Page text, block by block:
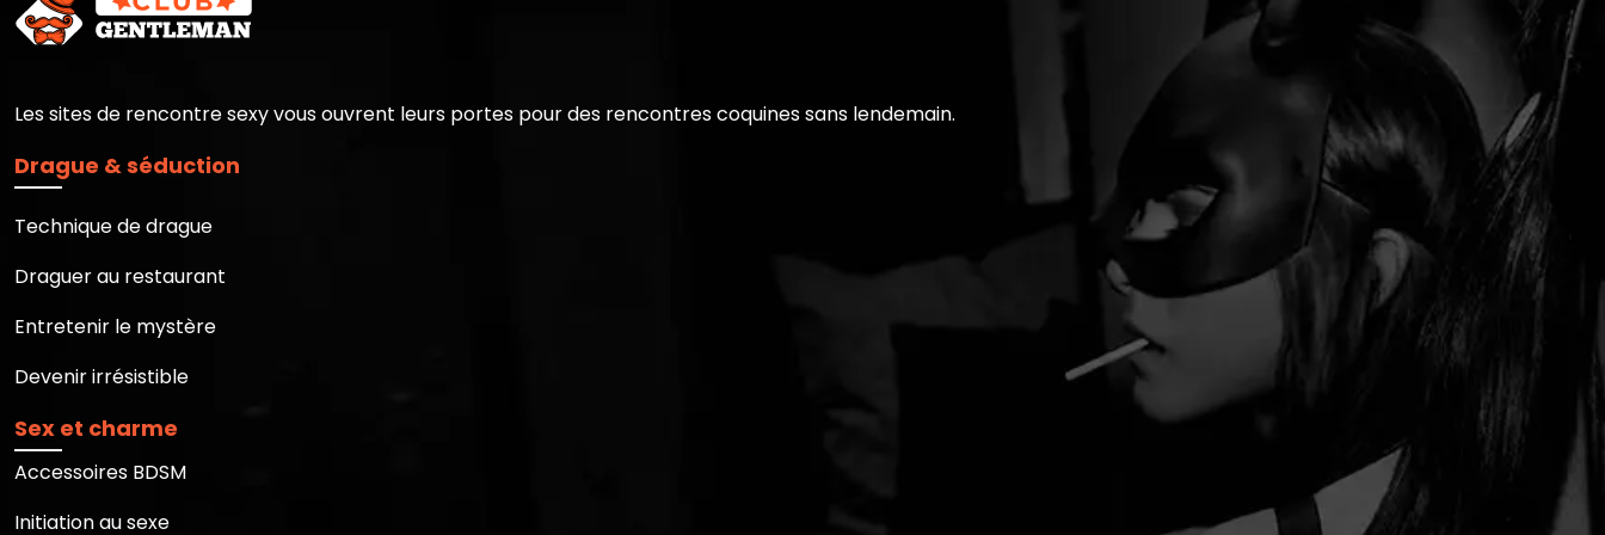
Les sites de rencontre sexy vous ouvrent leurs portes pour des rencontres coquines sans lendemain.
Drague & séduction
Technique de drague
Draguer au restaurant
Entretenir le mystère
Devenir irrésistible
Sex et charme
Accessoires BDSM
Initiation au sexe